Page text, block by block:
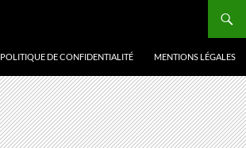
POLITIQUE DE CONFIDENTIALITÉ MENTIONS LÉGALES